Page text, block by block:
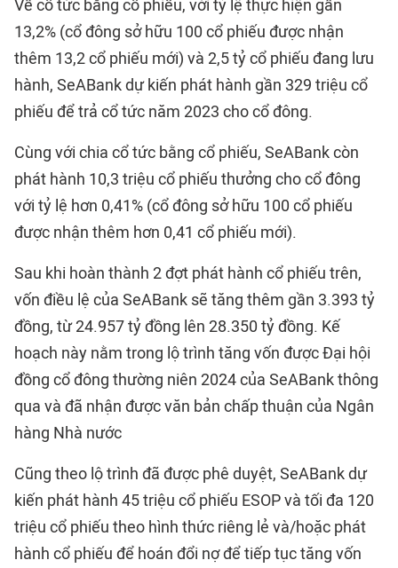
Về cổ tức bằng cổ phiếu, với tỷ lệ thực hiện gần
13,2% (cổ đông sở hữu 100 cổ phiếu được nhận
thêm 13,2 cổ phiếu mới) và 2,5 tỷ cổ phiếu đang lưu
hành, SeABank dự kiến phát hành gần 329 triệu cổ
phiếu để trả cổ tức năm 2023 cho cổ đông.
Cùng với chia cổ tức bằng cổ phiếu, SeABank còn
phát hành 10,3 triệu cổ phiếu thưởng cho cổ đông
với tỷ lệ hơn 0,41% (cổ đông sở hữu 100 cổ phiếu
được nhận thêm hơn 0,41 cổ phiếu mới).
Sau khi hoàn thành 2 đợt phát hành cổ phiếu trên,
vốn điều lệ của SeABank sẽ tăng thêm gần 3.393 tỷ
đồng, từ 24.957 tỷ đồng lên 28.350 tỷ đồng. Kế
hoạch này nằm trong lộ trình tăng vốn được Đại hội
đồng cổ đông thường niên 2024 của SeABank thông
qua và đã nhận được văn bản chấp thuận của Ngân
hàng Nhà nước
Cũng theo lộ trình đã được phê duyệt, SeABank dự
kiến phát hành 45 triệu cổ phiếu ESOP và tối đa 120
triệu cổ phiếu theo hình thức riêng lẻ và/hoặc phát
hành cổ phiếu để hoán đổi nợ để tiếp tục tăng vốn